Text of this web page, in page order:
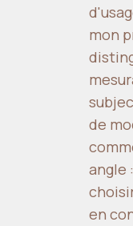
mon
de
angle
en